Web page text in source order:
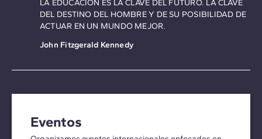
LA EDUCACIÓN ES LA CLAVE DEL FUTURO. LA CLAVE
DEL DESTINO DEL HOMBRE Y DE SU POSIBILIDAD DE
ACTUAR EN UN MUNDO MEJOR.
John Fitzgerald Kennedy
Eventos